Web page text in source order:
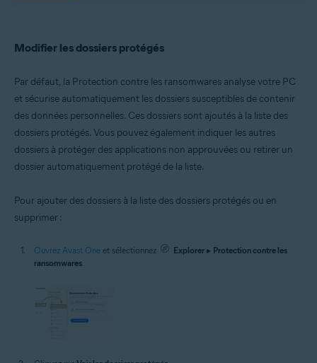
Apple macOS 12.x (Monterey)
Apple macOS 10.14.x (Mojave)
Apple macOS 10.13.x (High Sierra)
Modifier les dossiers protégés
Par défaut, la Protection contre les ransomwares analyse votre PC
et sécurise automatiquement les dossiers susceptibles de contenir
des données personnelles. Ces dossiers sont ajoutés à la liste des
dossiers protégés. Vous pouvez également indiquer les autres
dossiers à protéger des applications non approuvées ou retirer un
dossier automatiquement protégé de la liste.
Pour ajouter des dossiers à la liste des dossiers protégés ou en
supprimer :
Ouvrez Avast One et sélectionnez Explorer ▸ Protection contre les
ransomwares.